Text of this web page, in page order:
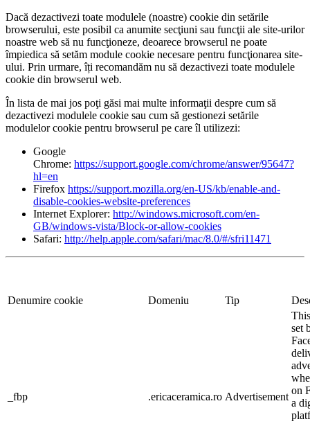
Dacă dezactivezi toate modulele (noastre) cookie din setările
browserului, este posibil ca anumite secţiuni sau funcţii ale site-urilor
noastre web să nu funcţioneze, deoarece browserul ne poate
împiedica să setăm module cookie necesare pentru funcţionarea site-
ului. Prin urmare, îți recomandăm nu să dezactivezi toate modulele
cookie din browserul web.
În lista de mai jos poţi găsi mai multe informaţii despre cum să
dezactivezi modulele cookie sau cum să gestionezi setările
modulelor cookie pentru browserul pe care îl utilizezi:
Google
Chrome: https://support.google.com/chrome/answer/95647?
hl=en
Firefox https://support.mozilla.org/en-US/kb/enable-and-
disable-cookies-website-preferences
Internet Explorer: http://windows.microsoft.com/en-
GB/windows-vista/Block-or-allow-cookies
Safari: http://help.apple.com/safari/mac/8.0/#/sfri11471
Denumire cookie Domeniu Tip
_fbp .ericaceramica.ro Advertisement
set
on
a